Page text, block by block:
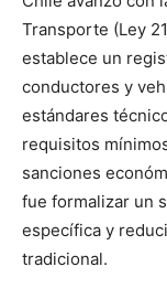
Transporte (Ley
establece un
conductores y
estándares
requisitos
sanciones
fue formalizar un
específica y
tradicional.